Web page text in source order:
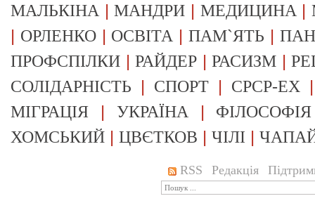
МАЛЬКІНА |МАНДРИ | МЕДИЦИНА |
| ОРЛЕНКО| ОСВІТА |ПАМ`ЯТЬ |
ПРОФСПІЛКИ |РАЙДЕР |РАСИЗМ |
СОЛІДАРНІСТЬ | СПОРТ | СРСР-EX
МІГРАЦІЯ | УКРАЇНА | ФІЛОСОФІЯ
ХОМСЬКИЙ | ЦВЄТКОВ | ЧІЛІ |
RSS Редакція